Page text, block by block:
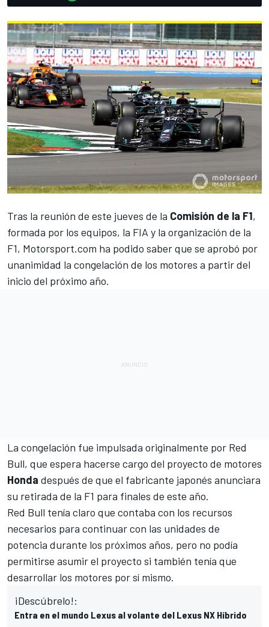
Tras la reunión de este jueves de la Comisión de la F1,
formada por los equipos, la FIA y la organización de la
F1, Motorsport.com ha podido saber que se aprobó por
unanimidad la congelación de los motores a partir del
inicio del próximo año.
La congelación fue impulsada originalmente por Red
Bull, que espera hacerse cargo del proyecto de motores
Honda después de que el fabricante japonés anunciara
su retirada de la F1 para finales de este año.
Red Bull tenía claro que contaba con los recursos
necesarios para continuar con las unidades de
potencia durante los próximos años, pero no podía
permitirse asumir el proyecto si también tenía que
desarrollar los motores por sí mismo.
¡Descúbrelo!:
Entra en el mundo Lexus al volante del Lexus NX Híbrido